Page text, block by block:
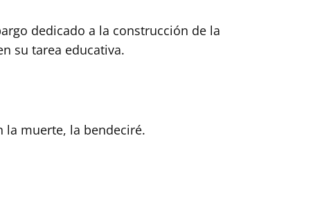
dedicado a la construcción de la
su tarea educativa.
la muerte, la bendeciré.